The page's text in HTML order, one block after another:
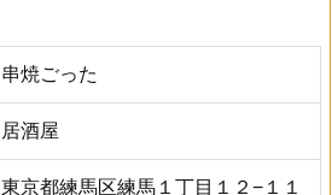
串焼ごった
居酒屋
東京都練馬区練馬１丁目１２−１１